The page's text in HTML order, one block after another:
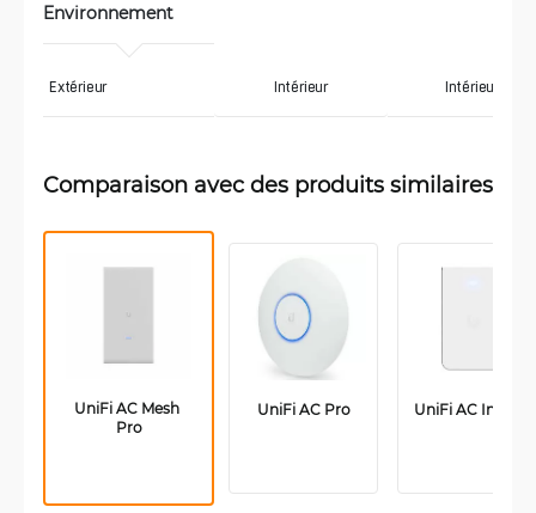
Environnement
Extérieur Intérieur Intérieur
Comparaison avec des produits similaires
UniFi AC Mesh
Pro
UniFi AC Pro UniFi AC In-Wall